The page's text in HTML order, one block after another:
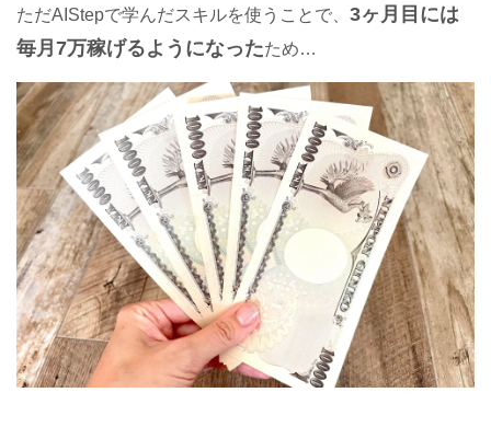
ただAIStepで学んだスキルを使うことで、 3ヶ月目には
毎月7万稼げるようになったため…